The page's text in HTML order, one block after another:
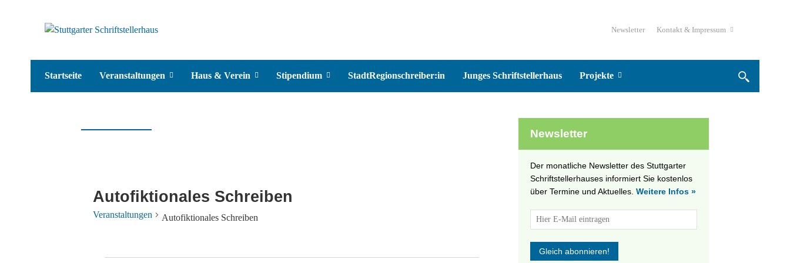
Newsletter Kontakt & Impressum
Startseite Veranstaltungen Haus & Verein Stipendium StadtRegionschreiber:in Junges Schriftstellerhaus Projekte
Autofiktionales Schreiben
Veranstaltungen Autofiktionales Schreiben
Newsletter
Der monatliche Newsletter des Stuttgarter
Schriftstellerhauses informiert Sie kostenlos
über Termine und Aktuelles. Weitere Infos »